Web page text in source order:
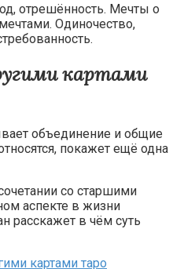
отрешённость. Мечты о
Одиночество,
картами
объединение и общие
покажет ещё одна
со старшими
аспекте в жизни
расскажет в чём суть